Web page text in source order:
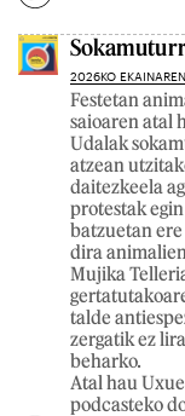
2026KO
Festetan
saioaren atal
Udalak
atzean
daitezkeela
protestak
batzuetan
dira
Mujika
talde
zergatik ez
beharko.
Atal hau
podcasteko